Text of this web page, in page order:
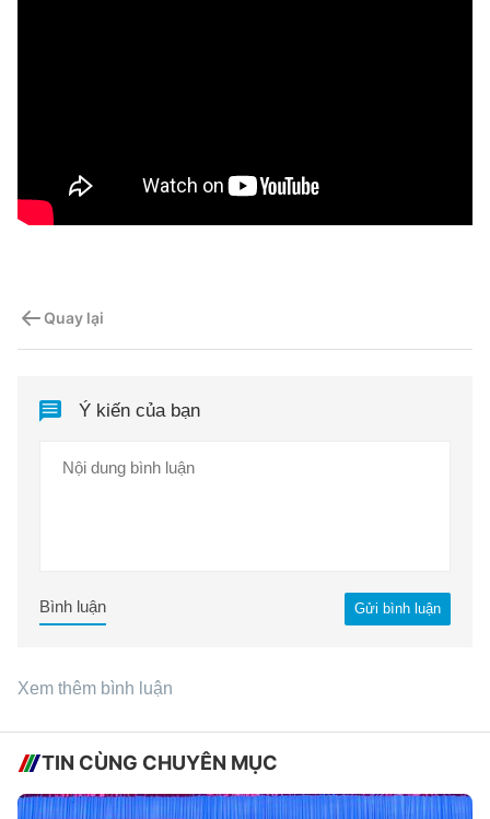
Quay lại
Ý kiến của bạn
Gửi bình luận
Bình luận
Xem thêm bình luận
TIN CÙNG CHUYÊN MỤC